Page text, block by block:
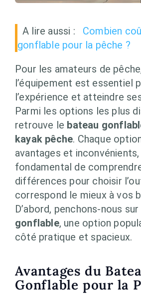
A lire aussi :
Combien
gonflable pour la pêche ?
Pour les amateurs de
l’équipement est essentiel
l’expérience et atteindre
Parmi les options les plus
retrouve le bateau
kayak pêche. Chaque
avantages et
fondamental de
différences pour choisir
correspond le mieux à vos
D’abord, penchons-nous
gonflable, une option
côté pratique et spacieux.
Avantages du
Gonflable pour la